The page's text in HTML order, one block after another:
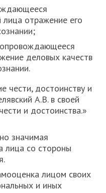
отражение его
деловых качеств
чести, достоинству и
А.В. в своей
и достоинства.»
значимая
лица со стороны
лицом своих
и иных